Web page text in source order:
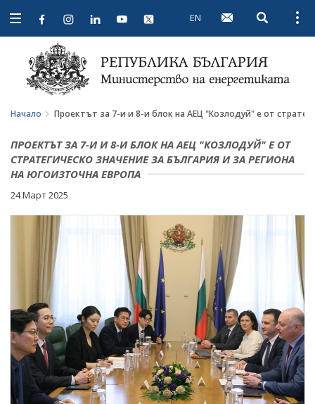
Open
navigation
EN Open
Начало Проектът за 7-и и 8-и блок на АЕЦ "Козлодуй" е от
ПРОЕКТЪТ ЗА 7-И И 8-И БЛОК НА АЕЦ "КОЗЛОДУЙ" Е ОТ
СТРАТЕГИЧЕСКО ЗНАЧЕНИЕ ЗА БЪЛГАРИЯ И ЗА РЕГИОНА
НА ЮГОИЗТОЧНА ЕВРОПА
24 Март 2025